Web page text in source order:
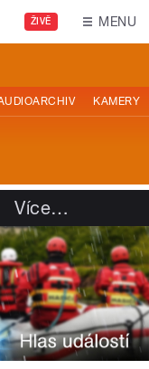
ŽIVĚ MENU
KAMERY
Více…